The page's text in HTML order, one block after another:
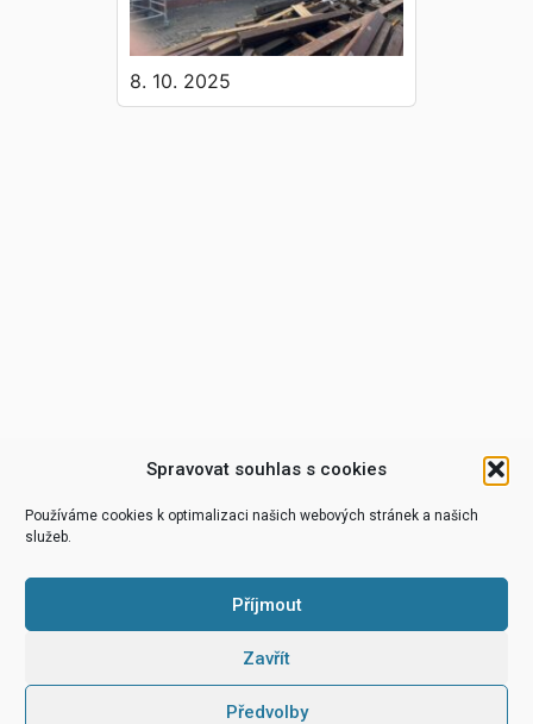
Spravovat souhlas s cookies
Používáme cookies k optimalizaci našich webových stránek a našich
služeb.
Příjmout
Zavřít
Předvolby
8. 10. 2025